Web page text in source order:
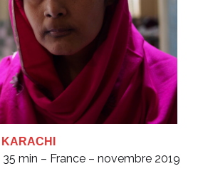
min – France – novembre 2019